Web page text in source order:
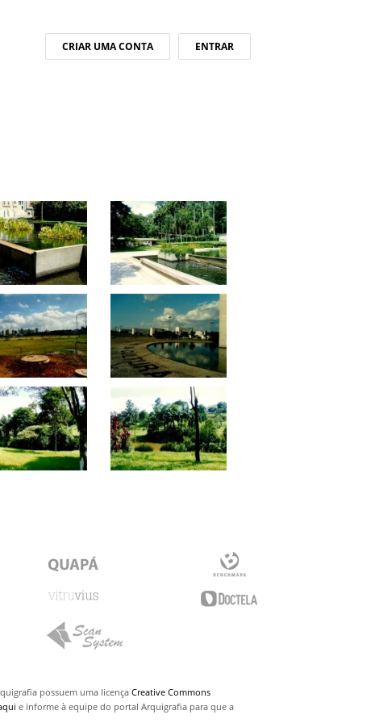
ENTRAR
CRIAR UMA CONTA
possuem uma licençaCreative Commons
e informe à equipe do portal Arquigrafia para que a